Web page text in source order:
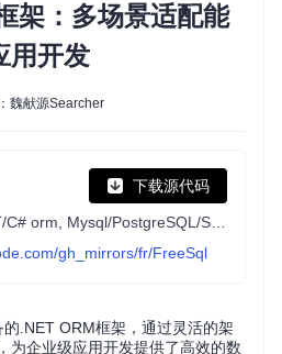
架：多场景适配能
用开发
魏献源Searcher
下载源代码
gh_mirrors/fr/FreeSql
.NET ORM框架，通过灵活的架
为企业级应用开发提供了高效的数